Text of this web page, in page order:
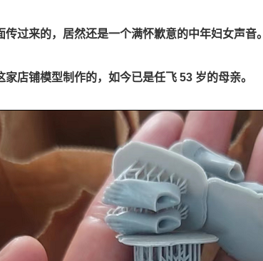
过来的，居然还是一个满怀歉意的中年妇女声音。
店铺模型制作的，如今已是任飞 53 岁的母亲。